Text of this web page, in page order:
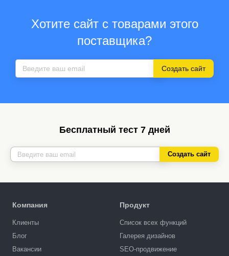
Хотите сайт с товарами этого
поставщика?
Создать сайт
Бесплатный тест 7 дней
Создать сайт
Компания
Клиенты
Блог
Вакансии
Продукт
Список всех функций
Галерея дизайнов
SEO-продвижение